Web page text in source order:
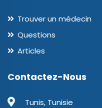
Trouver un médecin
Questions
Articles
Contactez-Nous
Tunis, Tunisie